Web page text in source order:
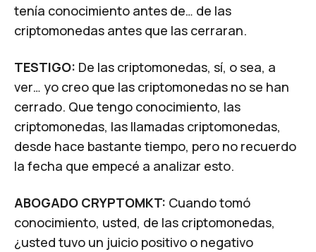
tenía conocimiento antes de… de las
criptomonedas antes que las cerraran.
TESTIGO: De las criptomonedas, sí, o sea, a
ver… yo creo que las criptomonedas no se han
cerrado. Que tengo conocimiento, las
criptomonedas, las llamadas criptomonedas,
desde hace bastante tiempo, pero no recuerdo
la fecha que empecé a analizar esto.
ABOGADO CRYPTOMKT: Cuando tomó
conocimiento, usted, de las criptomonedas,
¿usted tuvo un juicio positivo o negativo